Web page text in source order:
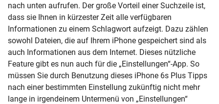
nach unten aufrufen. Der große Vorteil einer Suchzeile ist,
dass sie Ihnen in kürzester Zeit alle verfügbaren
Informationen zu einem Schlagwort aufzeigt. Dazu zählen
sowohl Dateien, die auf Ihrem iPhone gespeichert sind als
auch Informationen aus dem Internet. Dieses nützliche
Feature gibt es nun auch für die „Einstellungen“-App. So
müssen Sie durch Benutzung dieses iPhone 6s Plus Tipps
nach einer bestimmten Einstellung zukünftig nicht mehr
lange in irgendeinem Untermenü von „Einstellungen“